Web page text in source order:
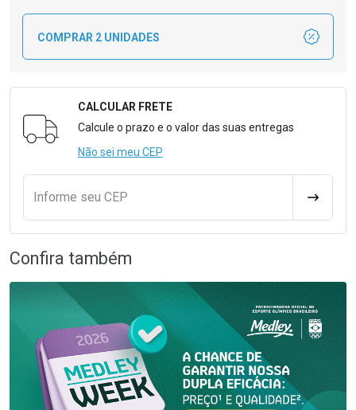
COMPRAR 2 UNIDADES
Formulário para Calcular o Frete
CALCULAR FRETE
Calcule o prazo e o valor das suas entregas
Não sei meu CEP
Informe seu CEP
Confira também